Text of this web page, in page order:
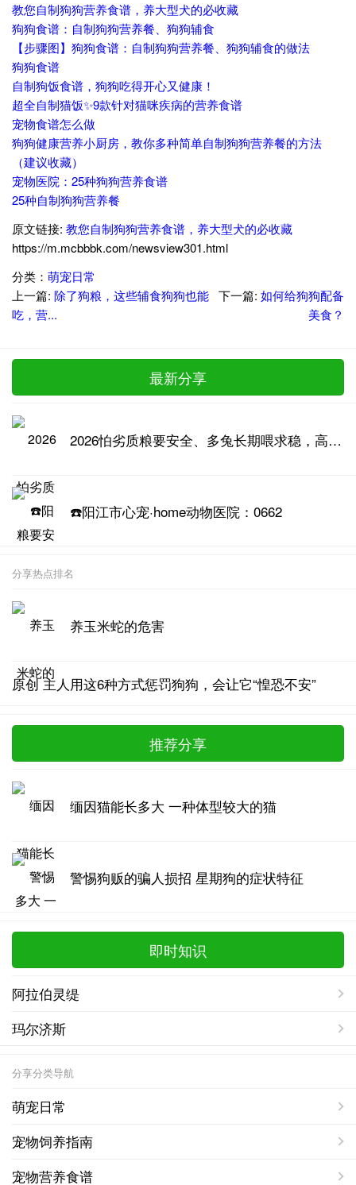
教您自制狗狗营养食谱，养大型犬的必收藏
狗狗食谱：自制狗狗营养餐、狗狗辅食
【步骤图】狗狗食谱：自制狗狗营养餐、狗狗辅食的做法
狗狗食谱
自制狗饭食谱，狗狗吃得开心又健康！
超全自制猫饭✨9款针对猫咪疾病的营养食谱
宠物食谱怎么做
狗狗健康营养小厨房，教你多种简单自制狗狗营养餐的方法
（建议收藏）
宠物医院：25种狗狗营养食谱
25种自制狗狗营养餐
原文链接: 教您自制狗狗营养食谱，养大型犬的必收藏
https://m.mcbbbk.com/newsview301.html
分类： 萌宠日常
上一篇: 除了狗粮，这些辅食狗狗也能
吃，营...
下一篇: 如何给狗狗配备
美食？
最新分享
2026怕劣质粮要安全、多兔长期喂求稳，高品质兔粮推荐
☎️阳江市心宠·home动物医院：0662
分享热点排名
养玉米蛇的危害
原创 主人用这6种方式惩罚狗狗，会让它“惶恐不安”
推荐分享
缅因猫能长多大 一种体型较大的猫
警惕狗贩的骗人损招 星期狗的症状特征
即时知识
阿拉伯灵缇
玛尔济斯
分享分类导航
萌宠日常
宠物饲养指南
宠物营养食谱